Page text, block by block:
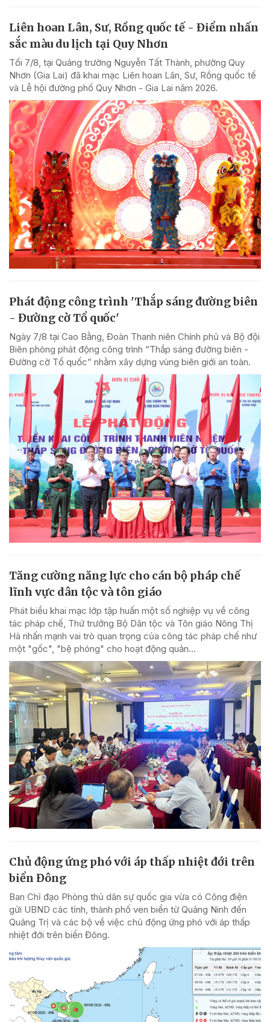
Liên hoan Lân, Sư, Rồng quốc tế - Điểm nhấn
sắc màu du lịch tại Quy Nhơn
Tối 7/8, tại Quảng trường Nguyễn Tất Thành, phường Quy
Nhơn (Gia Lai) đã khai mạc Liên hoan Lân, Sư, Rồng quốc tế
và Lễ hội đường phố Quy Nhơn - Gia Lai năm 2026.
Phát động công trình 'Thắp sáng đường biên
- Đường cờ Tổ quốc'
Ngày 7/8 tại Cao Bằng, Đoàn Thanh niên Chính phủ và Bộ đội
Biên phòng phát động công trình “Thắp sáng đường biên -
Đường cờ Tổ quốc” nhằm xây dựng vùng biên giới an toàn.
Tăng cường năng lực cho cán bộ pháp chế
lĩnh vực dân tộc và tôn giáo
Phát biểu khai mạc lớp tập huấn một số nghiệp vụ về công
tác pháp chế, Thứ trưởng Bộ Dân tộc và Tôn giáo Nông Thị
Hà nhấn mạnh vai trò quan trọng của công tác pháp chế như
một "gốc", "bệ phóng" cho hoạt động quản...
Chủ động ứng phó với áp thấp nhiệt đới trên
biển Đông
Ban Chỉ đạo Phòng thủ dân sự quốc gia vừa có Công điện
gửi UBND các tỉnh, thành phố ven biển từ Quảng Ninh đến
Quảng Trị và các bộ về việc chủ động ứng phó với áp thấp
nhiệt đới trên biển Đông.